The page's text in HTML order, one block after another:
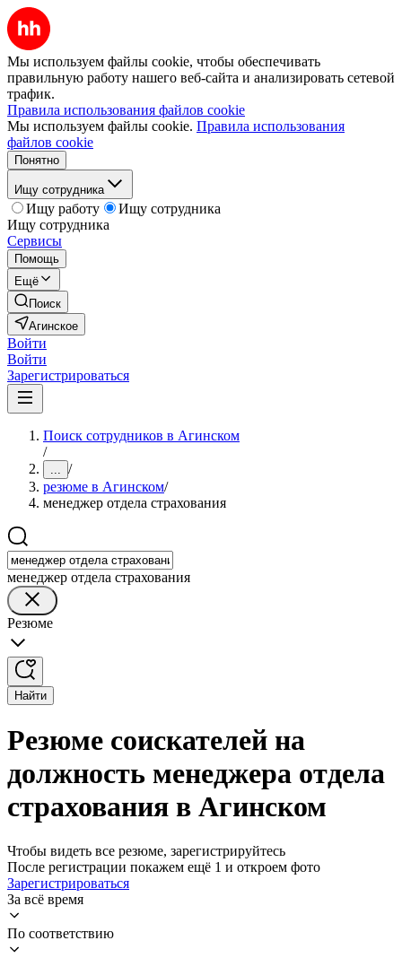
Мы используем файлы cookie, чтобы обеспечивать
правильную работу нашего веб-сайта и анализировать сетевой
трафик.
Правила использования файлов cookie
Мы используем файлы cookie. Правила использования
файлов cookie
Понятно
Ищу сотрудника
Ищу работу
Ищу сотрудника
Ищу сотрудника
Сервисы
Помощь
Ещё
Поиск
Агинское
Войти
Войти
Зарегистрироваться
Поиск сотрудников в Агинском
/
... /
резюме в Агинском/
менеджер отдела страхования
менеджер отдела страхования
Резюме
Найти
Резюме соискателей на
должность менеджера отдела
страхования в Агинском
Чтобы видеть все резюме, зарегистрируйтесь
После регистрации покажем ещё 1 и откроем фото
Зарегистрироваться
За всё время
По соответствию